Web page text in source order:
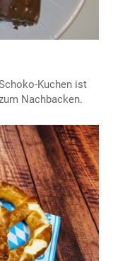
Kuchen ist
Nachbacken.